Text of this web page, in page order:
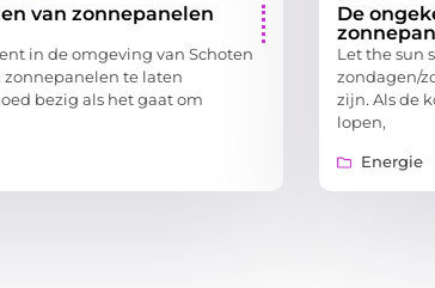
van zonnepanelen
in de omgeving van Schoten
zonnepanelen te laten
bezig als het gaat om
De
Let the sun
zondagen/
zijn. Als de
lopen,
Energie